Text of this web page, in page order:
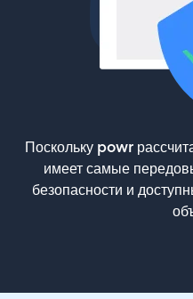
Поскольку powr
имеет самые
безопасности и